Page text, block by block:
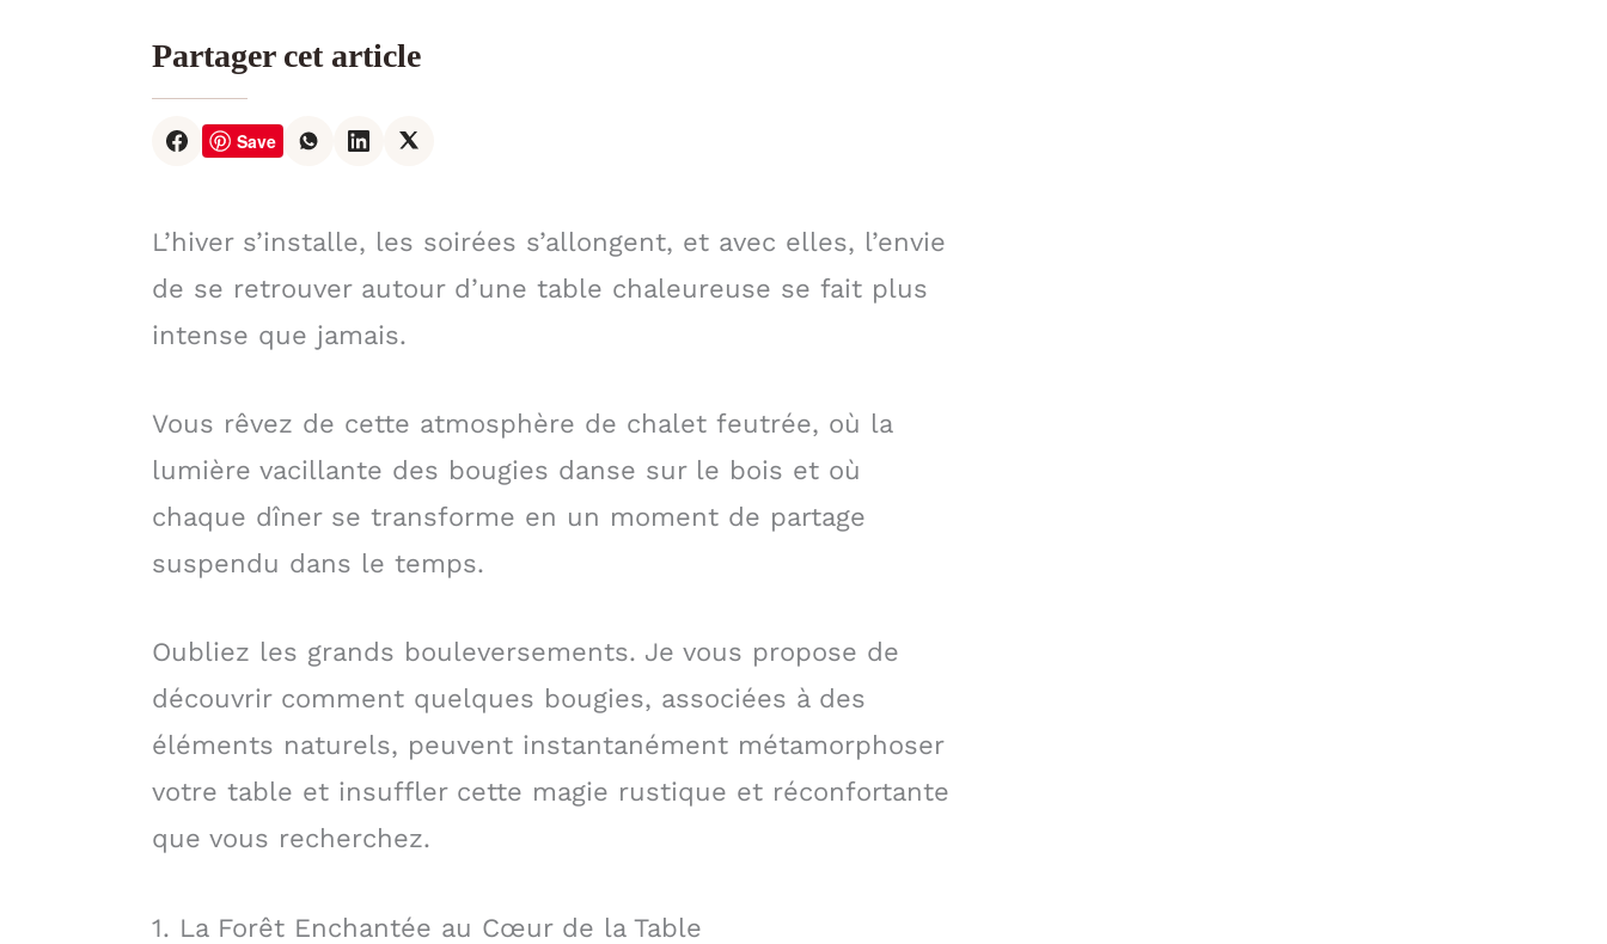
Partager cet article
Save
L’hiver s’installe, les soirées s’allongent, et avec elles, l’envie
de se retrouver autour d’une table chaleureuse se fait plus
intense que jamais.
Vous rêvez de cette atmosphère de chalet feutrée, où la
lumière vacillante des bougies danse sur le bois et où
chaque dîner se transforme en un moment de partage
suspendu dans le temps.
Oubliez les grands bouleversements. Je vous propose de
découvrir comment quelques bougies, associées à des
éléments naturels, peuvent instantanément métamorphoser
votre table et insuffler cette magie rustique et réconfortante
que vous recherchez.
1. La Forêt Enchantée au Cœur de la Table